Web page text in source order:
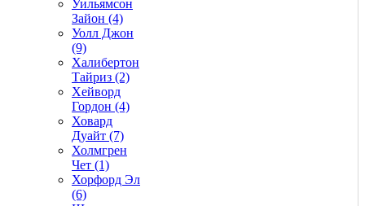
Уильямсон
Зайон (4)
Уолл Джон
(9)
Халибертон
Тайриз (2)
Хейворд
Гордон (4)
Ховард
Дуайт (7)
Холмгрен
Чет (1)
Хорфорд Эл
(6)